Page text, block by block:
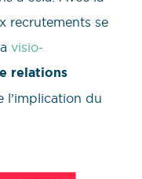
recrutements se
visio-
relations
l’implication du